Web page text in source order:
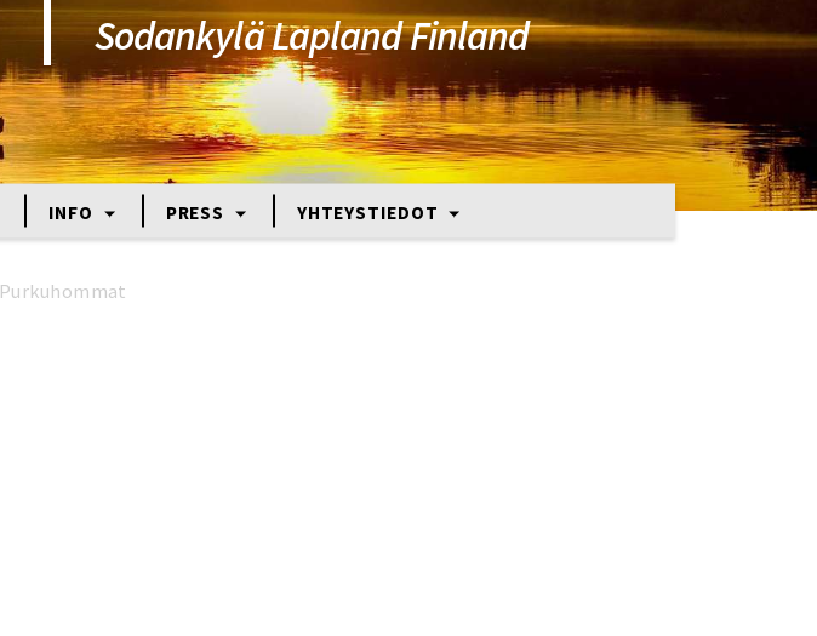
Sodankylä Lapland Finland
INFO PRESS YHTEYSTIEDOT
Purkuhommat